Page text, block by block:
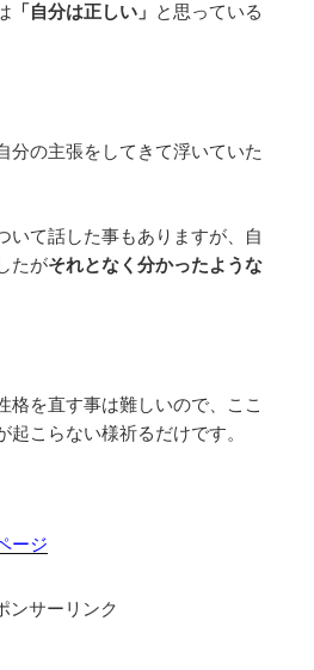
「自分は正しい」 と思っている
分の主張をしてきて浮いていた
いて話した事もありますが、自
たがそれとなく分かったような
格を直す事は難しいので、ここ
こらない様祈るだけです。
ージ
ンサーリンク